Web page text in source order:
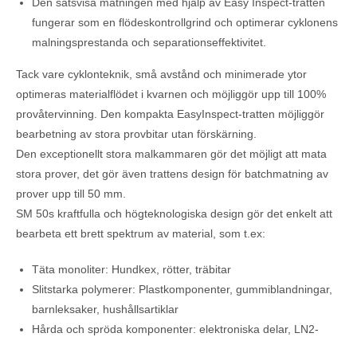
fungerar som en flödeskontrollgrind och optimerar cyklonens
malningsprestanda och separationseffektivitet.
Tack vare cyklonteknik, små avstånd och minimerade ytor
optimeras materialflödet i kvarnen och möjliggör upp till 100%
provåtervinning. Den kompakta EasyInspect-tratten möjliggör
bearbetning av stora provbitar utan förskärning.
Den exceptionellt stora malkammaren gör det möjligt att mata
stora prover, det gör även trattens design för batchmatning av
prover upp till 50 mm.
SM 50s kraftfulla och högteknologiska design gör det enkelt att
bearbeta ett brett spektrum av material, som t.ex:
Täta monoliter: Hundkex, rötter, träbitar
Slitstarka polymerer: Plastkomponenter, gummiblandningar,
barnleksaker, hushållsartiklar
Hårda och spröda komponenter: elektroniska delar, LN2-